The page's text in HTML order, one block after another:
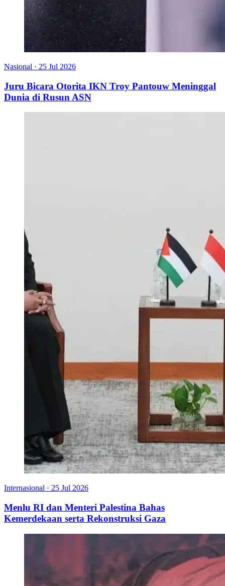
Nasional · 25 Jul 2026
Juru Bicara Otorita IKN Troy Pantouw Meninggal
Dunia di Rusun ASN
Internasional · 25 Jul 2026
Menlu RI dan Menteri Palestina Bahas
Kemerdekaan serta Rekonstruksi Gaza